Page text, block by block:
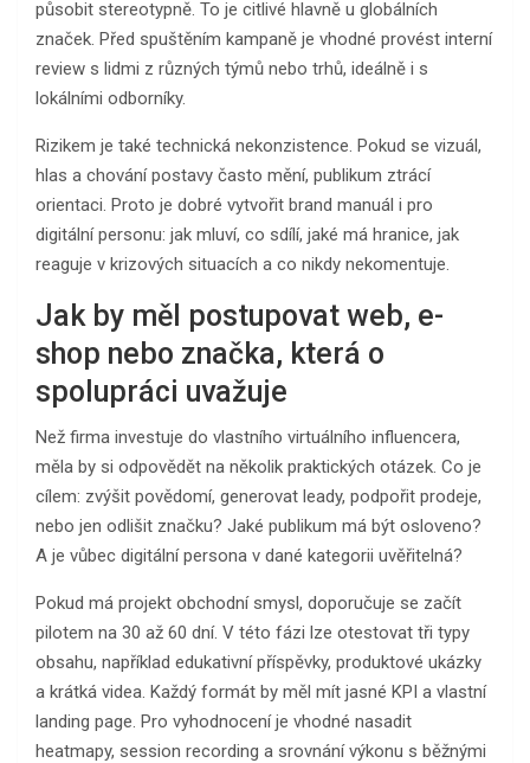
působit stereotypně. To je citlivé hlavně u globálních
značek. Před spuštěním kampaně je vhodné provést interní
review s lidmi z různých týmů nebo trhů, ideálně i s
lokálními odborníky.
Rizikem je také technická nekonzistence. Pokud se vizuál,
hlas a chování postavy často mění, publikum ztrácí
orientaci. Proto je dobré vytvořit brand manuál i pro
digitální personu: jak mluví, co sdílí, jaké má hranice, jak
reaguje v krizových situacích a co nikdy nekomentuje.
Jak by měl postupovat web, e-
shop nebo značka, která o
spolupráci uvažuje
Než firma investuje do vlastního virtuálního influencera,
měla by si odpovědět na několik praktických otázek. Co je
cílem: zvýšit povědomí, generovat leady, podpořit prodeje,
nebo jen odlišit značku? Jaké publikum má být osloveno?
A je vůbec digitální persona v dané kategorii uvěřitelná?
Pokud má projekt obchodní smysl, doporučuje se začít
pilotem na 30 až 60 dní. V této fázi lze otestovat tři typy
obsahu, například edukativní příspěvky, produktové ukázky
a krátká videa. Každý formát by měl mít jasné KPI a vlastní
landing page. Pro vyhodnocení je vhodné nasadit
heatmapy, session recording a srovnání výkonu s běžnými